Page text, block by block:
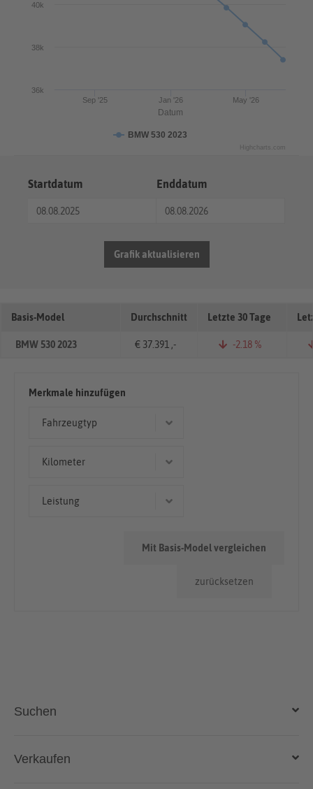
Datum
BMW 530 2023
Jan '26
Sep '25 May '26
36k
38k
40k
Highcharts.com
Startdatum Enddatum
Grafik aktualisieren
Basis-Model Durchschnitt Letzte 30 Tage
BMW 530 2023 € 37.391 ,- -2.18 %
Merkmale hinzufügen
Fahrzeugtyp
Kilometer
50.000km - 100.000km
Leistung
zurücksetzen
Mit Basis-Model vergleichen
Suchen
Auto kaufen
Verkaufen